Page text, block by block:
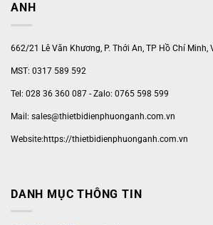
ANH
662/21 Lê Văn Khương, P. Thới An, TP Hồ Chí Minh,
MST: 0317 589 592
Tel: 028 36 360 087 - Zalo: 0765 598 599
Mail: sales@thietbidienphuonganh.com.vn
Website:https://thietbidienphuonganh.com.vn
DANH MỤC THÔNG TIN